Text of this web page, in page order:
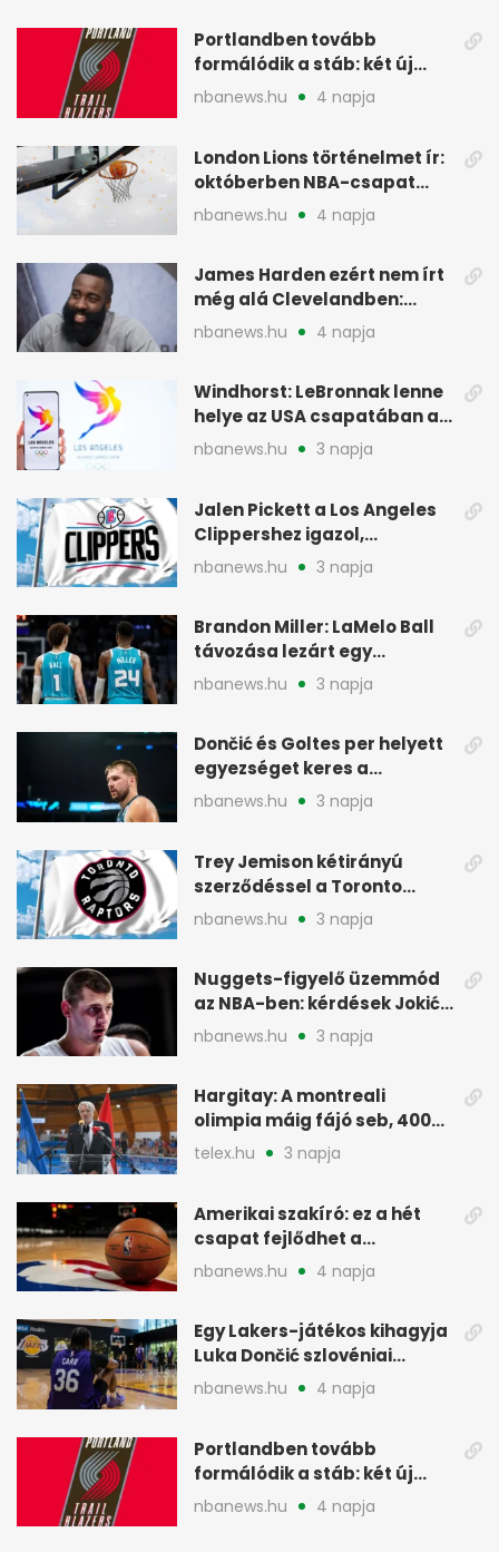
Portlandben tovább
formálódik a stáb: két új
szakember a Blazersnél
nbanews.hu 4 napja
London Lions történelmet ír:
októberben NBA-csapat
ellen lép pályára
nbanews.hu 4 napja
James Harden ezért nem írt
még alá Clevelandben:
pénzügyi okok
nbanews.hu 4 napja
Windhorst: LeBronnak lenne
helye az USA csapatában a
2028-as olimpián
nbanews.hu 3 napja
Jalen Pickett a Los Angeles
Clippershez igazol,
kétirányú szerződéssel
nbanews.hu 3 napja
Brandon Miller: LaMelo Ball
távozása lezárt egy
korszakot a Hornetsnél
nbanews.hu 3 napja
Dončić és Goltes per helyett
egyezséget keres a
gyerekügyben
nbanews.hu 3 napja
Trey Jemison kétirányú
szerződéssel a Toronto
Raptorshoz igazolt
nbanews.hu 3 napja
Nuggets-figyelő üzemmód
az NBA-ben: kérdések Jokić
jövőjéről
nbanews.hu 3 napja
Hargitay: A montreali
olimpia máig fájó seb, 400
vegyesen 4. lett
telex.hu 3 napja
Amerikai szakíró: ez a hét
csapat fejlődhet a
legtöbbet az NBA-ben
nbanews.hu 4 napja
Egy Lakers-játékos kihagyja
Luka Dončić szlovéniai
minicampjét
nbanews.hu 4 napja
Portlandben tovább
formálódik a stáb: két új
szakember a Blazersnél
nbanews.hu 4 napja